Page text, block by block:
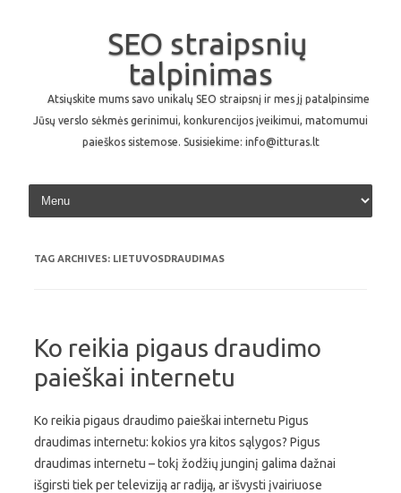
SEO straipsnių
talpinimas
Atsiųskite mums savo unikalų SEO straipsnį ir mes jį patalpinsime
Jūsų verslo sėkmės gerinimui, konkurencijos įveikimui, matomumui
paieškos sistemose. Susisiekime: info@itturas.lt
Skip to content
TAG ARCHIVES: LIETUVOSDRAUDIMAS
Ko reikia pigaus draudimo
paieškai internetu
Ko reikia pigaus draudimo paieškai internetu Pigus
draudimas internetu: kokios yra kitos sąlygos? Pigus
draudimas internetu – tokį žodžių junginį galima dažnai
išgirsti tiek per televiziją ar radiją, ar išvysti įvairiuose